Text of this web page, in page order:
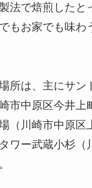
法で焙煎したと
もお家でも味わ
所は、主にサン
市中原区今井上
（川崎市中原区
ワー武蔵小杉（